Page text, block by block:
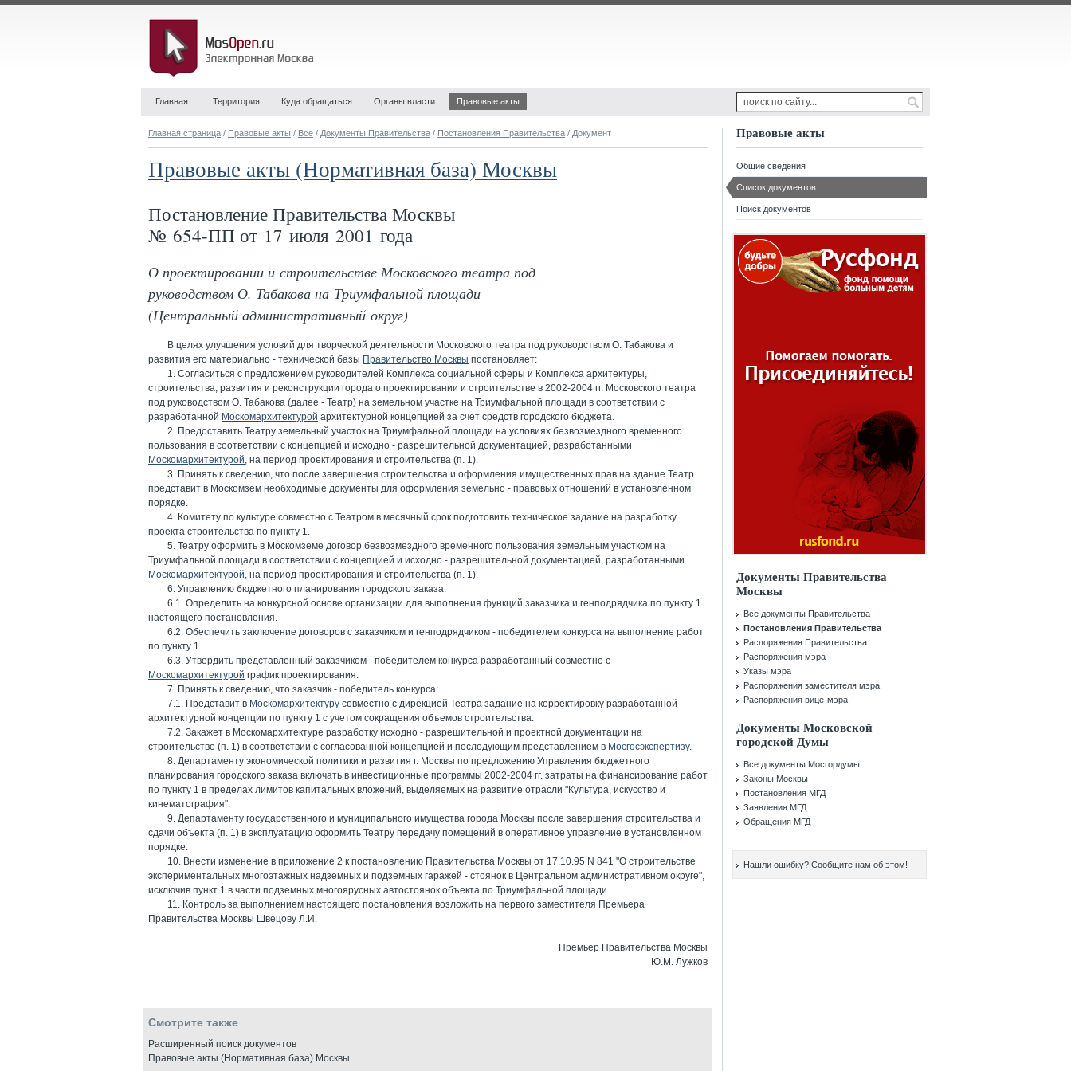
Главная Территория Куда обращаться Органы власти Правовые акты
Главная страница / Правовые акты / Все / Документы Правительства / Постановления Правительства / Документ
Правовые акты (Нормативная база) Москвы
Постановление Правительства Москвы
№ 654-ПП от 17 июля 2001 года
О проектировании и строительстве Московского театра под
руководством О. Табакова на Триумфальной площади
(Центральный административный округ)
В целях улучшения условий для творческой деятельности Московского театра под руководством О. Табакова и
развития его материально - технической базы Правительство Москвы постановляет:
1. Согласиться с предложением руководителей Комплекса социальной сферы и Комплекса архитектуры,
строительства, развития и реконструкции города о проектировании и строительстве в 2002-2004 гг. Московского театра
под руководством О. Табакова (далее - Театр) на земельном участке на Триумфальной площади в соответствии с
разработанной Москомархитектурой архитектурной концепцией за счет средств городского бюджета.
2. Предоставить Театру земельный участок на Триумфальной площади на условиях безвозмездного временного
пользования в соответствии с концепцией и исходно - разрешительной документацией, разработанными
Москомархитектурой, на период проектирования и строительства (п. 1).
3. Принять к сведению, что после завершения строительства и оформления имущественных прав на здание Театр
представит в Москомзем необходимые документы для оформления земельно - правовых отношений в установленном
порядке.
4. Комитету по культуре совместно с Театром в месячный срок подготовить техническое задание на разработку
проекта строительства по пункту 1.
5. Театру оформить в Москомземе договор безвозмездного временного пользования земельным участком на
Триумфальной площади в соответствии с концепцией и исходно - разрешительной документацией, разработанными
Москомархитектурой, на период проектирования и строительства (п. 1).
6. Управлению бюджетного планирования городского заказа:
6.1. Определить на конкурсной основе организации для выполнения функций заказчика и генподрядчика по пункту 1
настоящего постановления.
6.2. Обеспечить заключение договоров с заказчиком и генподрядчиком - победителем конкурса на выполнение работ
по пункту 1.
6.3. Утвердить представленный заказчиком - победителем конкурса разработанный совместно с
Москомархитектурой график проектирования.
7. Принять к сведению, что заказчик - победитель конкурса:
7.1. Представит в Москомархитектуру совместно с дирекцией Театра задание на корректировку разработанной
архитектурной концепции по пункту 1 с учетом сокращения объемов строительства.
7.2. Закажет в Москомархитектуре разработку исходно - разрешительной и проектной документации на
строительство (п. 1) в соответствии с согласованной концепцией и последующим представлением в Мосгосэкспертизу.
8. Департаменту экономической политики и развития г. Москвы по предложению Управления бюджетного
планирования городского заказа включать в инвестиционные программы 2002-2004 гг. затраты на финансирование работ
по пункту 1 в пределах лимитов капитальных вложений, выделяемых на развитие отрасли "Культура, искусство и
кинематография".
9. Департаменту государственного и муниципального имущества города Москвы после завершения строительства и
сдачи объекта (п. 1) в эксплуатацию оформить Театру передачу помещений в оперативное управление в установленном
порядке.
10. Внести изменение в приложение 2 к постановлению Правительства Москвы от 17.10.95 N 841 "О строительстве
экспериментальных многоэтажных надземных и подземных гаражей - стоянок в Центральном административном округе",
исключив пункт 1 в части подземных многоярусных автостоянок объекта по Триумфальной площади.
11. Контроль за выполнением настоящего постановления возложить на первого заместителя Премьера
Правительства Москвы Швецову Л.И.
Премьер Правительства Москвы
Ю.М. Лужков
Смотрите также
Расширенный поиск документов
Правовые акты (Нормативная база) Москвы
Правовые акты
Общие сведения
Список документов
Поиск документов
Документы Правительства
Москвы
Все документы Правительства
Постановления Правительства
Распоряжения Правительства
Распоряжения мэра
Указы мэра
Распоряжения заместителя мэра
Распоряжения вице-мэра
Документы Московской
городской Думы
Все документы Мосгордумы
Законы Москвы
Постановления МГД
Заявления МГД
Обращения МГД
Нашли ошибку? Сообщите нам об этом!